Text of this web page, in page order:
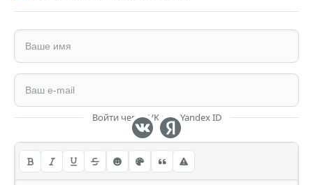
Войти через VK или Yandex ID